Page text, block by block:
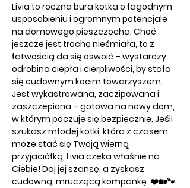
Livia to roczna bura kotka o łagodnym
usposobieniu i ogromnym potencjale
na domowego pieszczocha. Choć
jeszcze jest trochę nieśmiała, to z
łatwością da się oswoić – wystarczy
odrobina ciepła i cierpliwości, by stała
się cudownym kocim towarzyszem.
Jest wykastrowana, zaczipowana i
zaszczepiona – gotowa na nowy dom,
w którym poczuje się bezpiecznie. Jeśli
szukasz młodej kotki, która z czasem
może stać się Twoją wierną
przyjaciółką, Livia czeka właśnie na
Ciebie! Daj jej szansę, a zyskasz
cudowną, mruczącą kompankę. ❤️🏡🐾